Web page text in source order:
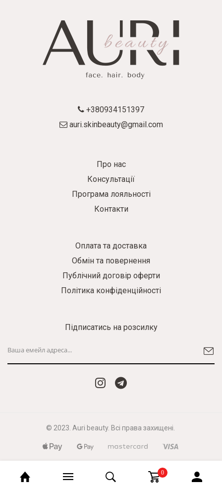
+380934151397
auri.skinbeauty@gmail.com
Про нас
Консультації
Програма лояльності
Контакти
Оплата та доставка
Обмін та повернення
Публічний договір оферти
Політика конфіденційності
Підписатись на розсилку
© 2023. Auri beauty. Всі права захищені.